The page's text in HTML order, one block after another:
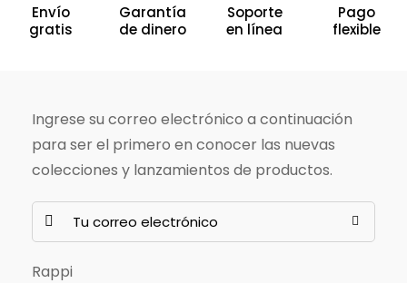
Envío
gratis
Garantía
de dinero
Soporte
en línea
Pago
flexible
Ingrese su correo electrónico a continuación
para ser el primero en conocer las nuevas
colecciones y lanzamientos de productos.
m
a
Rappi